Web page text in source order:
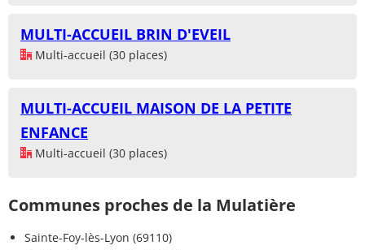
MULTI-ACCUEIL BRIN D'EVEIL
Multi-accueil (30 places)
MULTI-ACCUEIL MAISON DE LA PETITE
ENFANCE
Multi-accueil (30 places)
Communes proches de la Mulatière
Sainte-Foy-lès-Lyon (69110)